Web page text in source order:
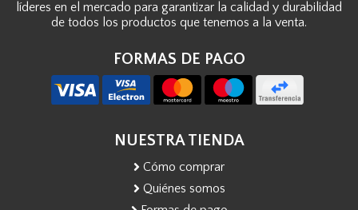
líderes en el mercado para garantizar la calidad y durabilidad
de todos los productos que tenemos a la venta.
FORMAS DE PAGO
NUESTRA TIENDA
Cómo comprar
Quiénes somos